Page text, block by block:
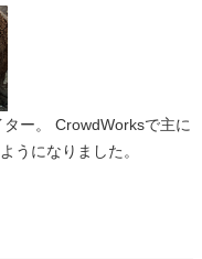
ー。 CrowdWorksで主に
うになりました。